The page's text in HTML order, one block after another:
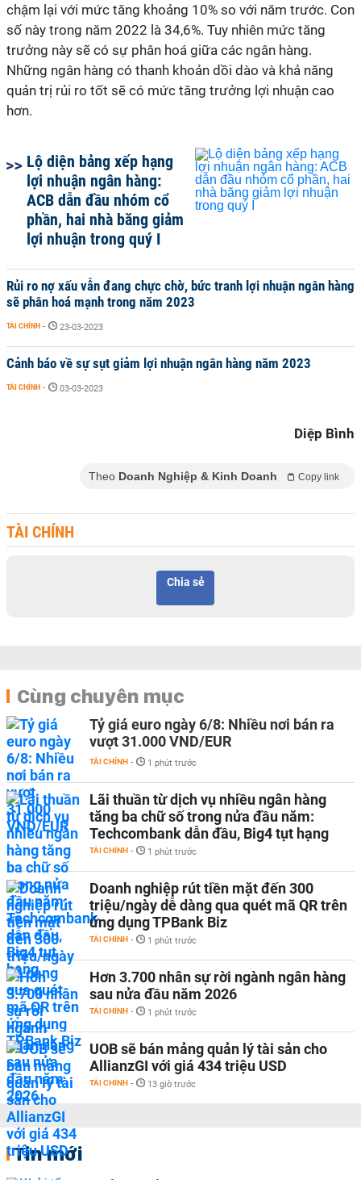
chậm lại với mức tăng khoảng 10% so với năm trước. Con
số này trong năm 2022 là 34,6%. Tuy nhiên mức tăng
trưởng này sẽ có sự phân hoá giữa các ngân hàng.
Những ngân hàng có thanh khoản dồi dào và khả năng
quản trị rủi ro tốt sẽ có mức tăng trưởng lợi nhuận cao
hơn.
Lộ diện bảng xếp hạng
lợi nhuận ngân hàng:
ACB dẫn đầu nhóm cổ
phần, hai nhà băng giảm
lợi nhuận trong quý I
Rủi ro nợ xấu vẫn đang chực chờ, bức tranh lợi nhuận ngân hàng
sẽ phân hoá mạnh trong năm 2023
TÀI CHÍNH - 23-03-2023
Cảnh báo về sự sụt giảm lợi nhuận ngân hàng năm 2023
TÀI CHÍNH - 03-03-2023
Diệp Bình
Theo Doanh Nghiệp & Kinh Doanh Copy link
TÀI CHÍNH
Chia sẻ
Cùng chuyên mục
Tỷ giá euro ngày 6/8: Nhiều nơi bán ra
vượt 31.000 VND/EUR
TÀI CHÍNH - 1 phút trước
Lãi thuần từ dịch vụ nhiều ngân hàng
tăng ba chữ số trong nửa đầu năm:
Techcombank dẫn đầu, Big4 tụt hạng
TÀI CHÍNH - 1 phút trước
Doanh nghiệp rút tiền mặt đến 300
triệu/ngày dễ dàng qua quét mã QR trên
ứng dụng TPBank Biz
TÀI CHÍNH - 1 phút trước
Hơn 3.700 nhân sự rời ngành ngân hàng
sau nửa đầu năm 2026
TÀI CHÍNH - 1 phút trước
UOB sẽ bán mảng quản lý tài sản cho
AllianzGI với giá 434 triệu USD
TÀI CHÍNH - 13 giờ trước
Tin mới